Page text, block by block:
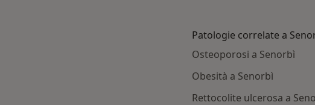
Patologie correlate a
Osteoporosi a Senorbì
Obesità a Senorbì
Rettocolite ulcerosa a